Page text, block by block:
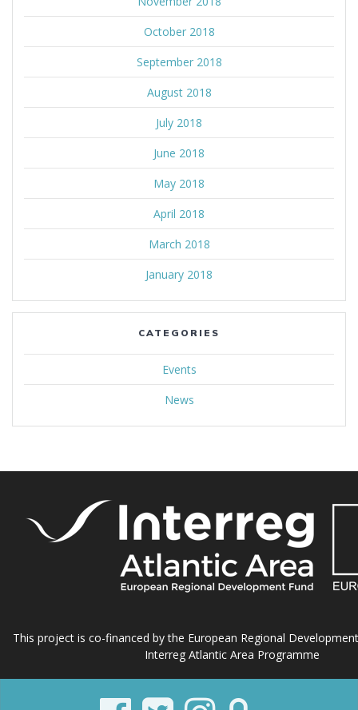
October 2018
September 2018
August 2018
July 2018
June 2018
May 2018
April 2018
March 2018
January 2018
CATEGORIES
Events
News
This project is co-financed by the European Regional
Interreg Atlantic Area Programme